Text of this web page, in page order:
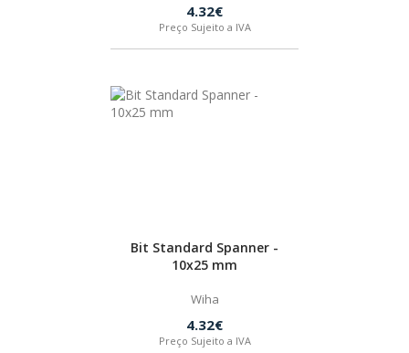
4.32€
Preço Sujeito a IVA
Bit Standard Spanner -
10x25 mm
Wiha
4.32€
Preço Sujeito a IVA